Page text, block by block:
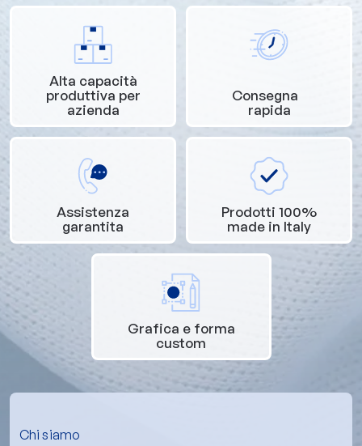
Alta capacità
produttiva per
azienda
Consegna
rapida
Assistenza
garantita
Prodotti 100%
made in Italy
Grafica e forma
custom
Chi siamo